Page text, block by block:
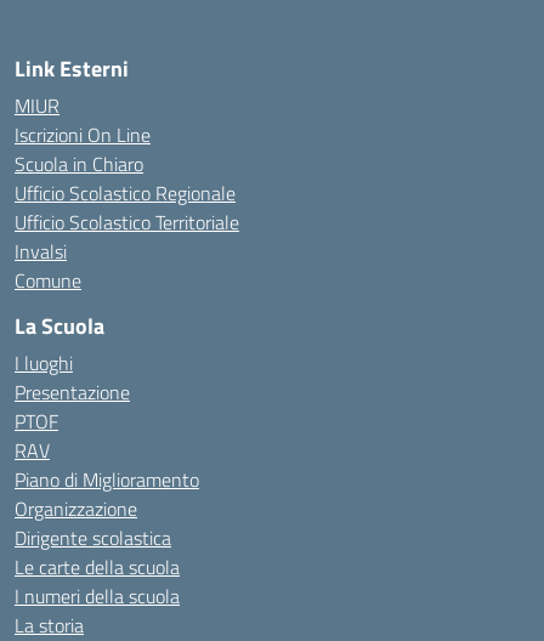
Link Esterni
MIUR
Iscrizioni On Line
Scuola in Chiaro
Ufficio Scolastico Regionale
Ufficio Scolastico Territoriale
Invalsi
Comune
La Scuola
I luoghi
Presentazione
PTOF
RAV
Piano di Miglioramento
Organizzazione
Dirigente scolastica
Le carte della scuola
I numeri della scuola
La storia